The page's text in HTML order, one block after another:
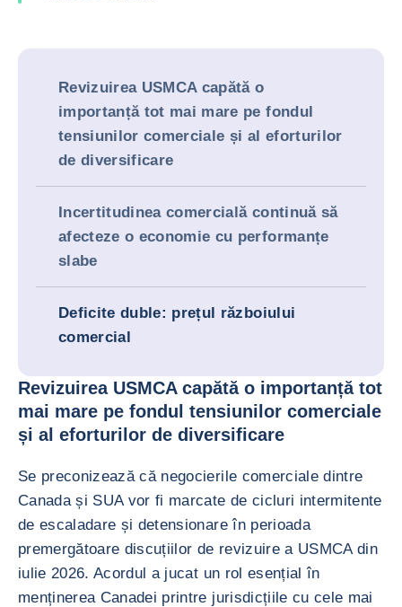
Revizuirea USMCA capătă o
importanță tot mai mare pe fondul
tensiunilor comerciale și al eforturilor
de diversificare
Incertitudinea comercială continuă să
afecteze o economie cu performanțe
slabe
Deficite duble: prețul războiului
comercial
Revizuirea USMCA capătă o importanță tot
mai mare pe fondul tensiunilor comerciale
și al eforturilor de diversificare
Se preconizează că negocierile comerciale dintre
Canada și SUA vor fi marcate de cicluri intermitente
de escaladare și detensionare în perioada
premergătoare discuțiilor de revizuire a USMCA din
iulie 2026. Acordul a jucat un rol esențial în
menținerea Canadei printre jurisdicțiile cu cele mai